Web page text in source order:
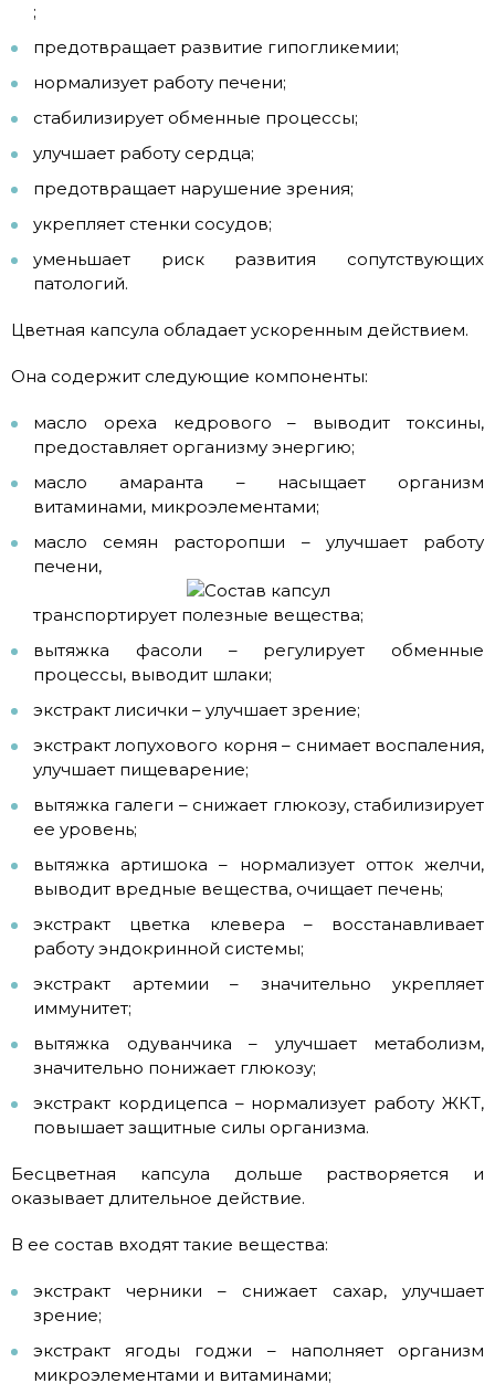
;
предотвращает развитие гипогликемии;
нормализует работу печени;
стабилизирует обменные процессы;
улучшает работу сердца;
предотвращает нарушение зрения;
укрепляет стенки сосудов;
уменьшает риск развития сопутствующих
патологий.
Цветная капсула обладает ускоренным действием.
Она содержит следующие компоненты:
масло ореха кедрового – выводит токсины,
предоставляет организму энергию;
масло амаранта – насыщает организм
витаминами, микроэлементами;
масло семян расторопши – улучшает работу
печени,
транспортирует полезные вещества;
вытяжка фасоли – регулирует обменные
процессы, выводит шлаки;
экстракт лисички – улучшает зрение;
экстракт лопухового корня – снимает воспаления,
улучшает пищеварение;
вытяжка галеги – снижает глюкозу, стабилизирует
ее уровень;
вытяжка артишока – нормализует отток желчи,
выводит вредные вещества, очищает печень;
экстракт цветка клевера – восстанавливает
работу эндокринной системы;
экстракт артемии – значительно укрепляет
иммунитет;
вытяжка одуванчика – улучшает метаболизм,
значительно понижает глюкозу;
экстракт кордицепса – нормализует работу ЖКТ,
повышает защитные силы организма.
Бесцветная капсула дольше растворяется и
оказывает длительное действие.
В ее состав входят такие вещества:
экстракт черники – снижает сахар, улучшает
зрение;
экстракт ягоды годжи – наполняет организм
микроэлементами и витаминами;